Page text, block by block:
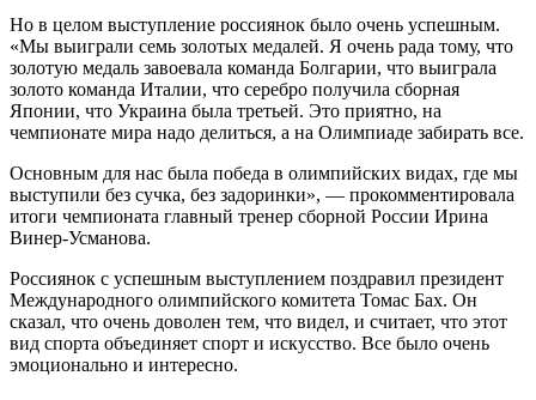
Но в целом выступление россиянок было очень успешным.
«Мы выиграли семь золотых медалей. Я очень рада тому, что
золотую медаль завоевала команда Болгарии, что выиграла
золото команда Италии, что серебро получила сборная
Японии, что Украина была третьей. Это приятно, на
чемпионате мира надо делиться, а на Олимпиаде забирать все.
Основным для нас была победа в олимпийских видах, где мы
выступили без сучка, без задоринки», — прокомментировала
итоги чемпионата главный тренер сборной России Ирина
Винер-Усманова.
Россиянок с успешным выступлением поздравил президент
Международного олимпийского комитета Томас Бах. Он
сказал, что очень доволен тем, что видел, и считает, что этот
вид спорта объединяет спорт и искусство. Все было очень
эмоционально и интересно.